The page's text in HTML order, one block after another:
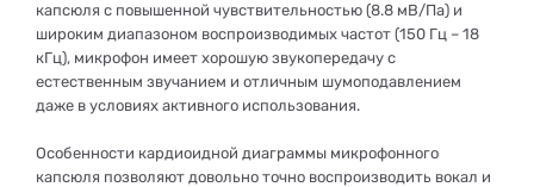
капсюля с повышенной чувствительностью (8.8 мВ/Па) и
широким диапазоном воспроизводимых частот (150 Гц – 18
кГц), микрофон имеет хорошую звукопередачу с
естественным звучанием и отличным шумоподавлением
даже в условиях активного использования.
Особенности кардиоидной диаграммы микрофонного
капсюля позволяют довольно точно воспроизводить вокал и